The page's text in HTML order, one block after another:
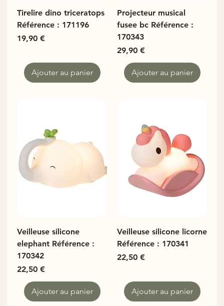
Tirelire dino triceratops
Référence : 171196
Prix
19,90 €
Ajouter au panier
Projecteur musical
fusee bc Référence :
170343
Prix
29,90 €
Ajouter au panier
Veilleuse silicone
elephant Référence :
170342
Prix
22,50 €
Ajouter au panier
Veilleuse silicone licorne
Référence : 170341
Prix
22,50 €
Ajouter au panier